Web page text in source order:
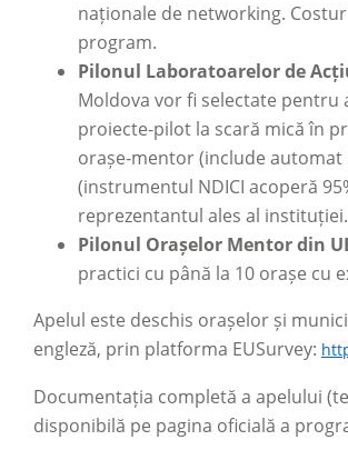
naționale de networking.
program.
Pilonul Laboratoarelor de
Moldova vor fi selectate pentru
proiecte-pilot la scară mică în
orașe-mentor (include
(instrumentul NDICI acoperă
reprezentantul ales al instituției.
Pilonul Orașelor Mentor din
practici cu până la 10 orașe cu
Apelul este deschis orașelor și
engleză, prin platforma EUSurvey:
Documentația completă a apelului
disponibilă pe pagina oficială a